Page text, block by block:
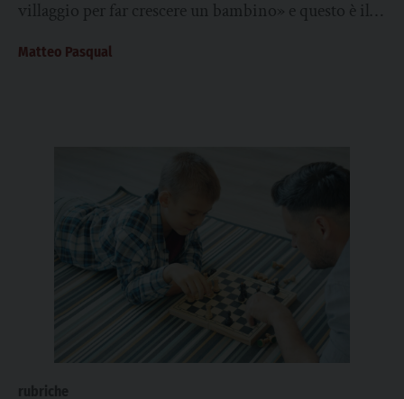
villaggio per far crescere un bambino» e questo è il
Matteo Pasqual